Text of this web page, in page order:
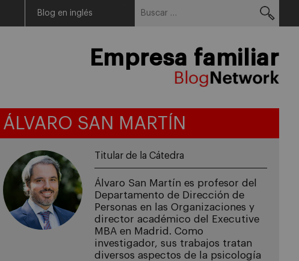
Blog en inglés
Empresa familiar
ÁLVARO SAN MARTÍN
Titular de la Cátedra
Álvaro San Martín es profesor del
Departamento de Dirección de
Personas en las Organizaciones y
director académico del Executive
MBA en Madrid. Como
investigador, sus trabajos tratan
diversos aspectos de la psicología